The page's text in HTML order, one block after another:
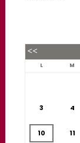
L M
3 4
10 11